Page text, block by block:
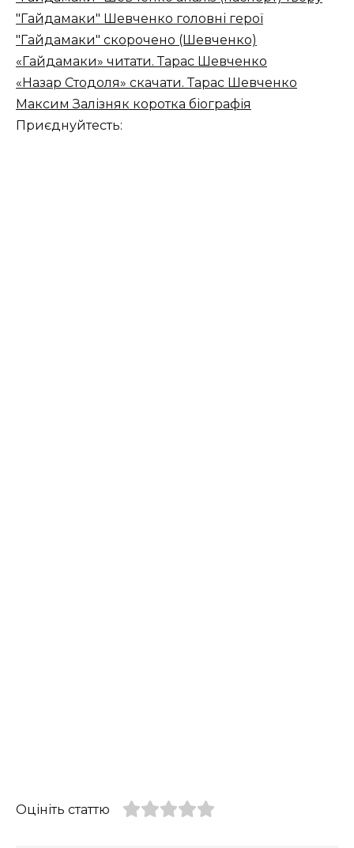
"Гайдамаки" Шевченко головні герої
"Гайдамаки" скорочено (Шевченко)
«Гайдамаки» читати. Тарас Шевченко
«Назар Стодоля» скачати. Тарас Шевченко
Максим Залізняк коротка біографія
Приєднуйтесть:
Оцініть статтю